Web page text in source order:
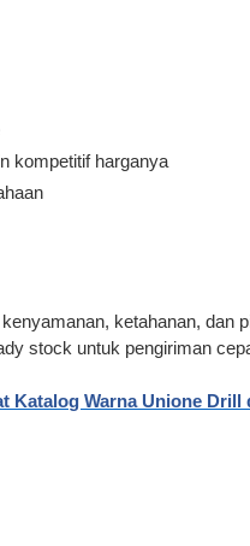
kompetitif harganya
ketahanan, dan
stock untuk pengiriman
Katalog Warna Unione